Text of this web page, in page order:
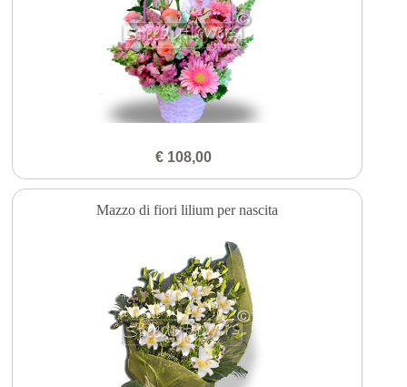
€ 108,00
Mazzo di fiori lilium per nascita